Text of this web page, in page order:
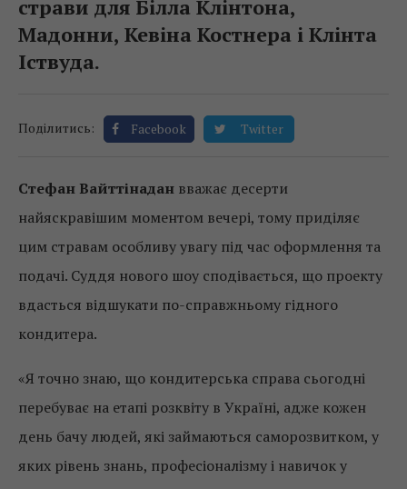
страви для Білла Клінтона,
Мадонни, Кевіна Костнера і Клінта
Іствуда.
Поділитись: Facebook Twitter
Стефан Вайттінадан вважає десерти
найяскравішим моментом вечері, тому приділяє
цим стравам особливу увагу під час оформлення та
подачі. Суддя нового шоу сподівається, що проекту
вдасться відшукати по-справжньому гідного
кондитера.
«Я точно знаю, що кондитерська справа сьогодні
перебуває на етапі розквіту в Україні, адже кожен
день бачу людей, які займаються саморозвитком, у
яких рівень знань, професіоналізму і навичок у